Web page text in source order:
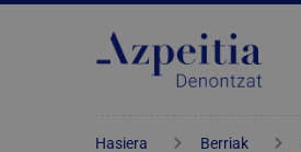
Hasiera Berriak